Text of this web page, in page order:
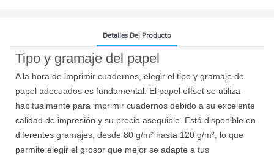
Detalles Del Producto
Tipo y gramaje del papel
A la hora de imprimir cuadernos, elegir el tipo y gramaje de
papel adecuados es fundamental. El papel offset se utiliza
habitualmente para imprimir cuadernos debido a su excelente
calidad de impresión y su precio asequible. Está disponible en
diferentes gramajes, desde 80 g/m² hasta 120 g/m², lo que
permite elegir el grosor que mejor se adapte a tus